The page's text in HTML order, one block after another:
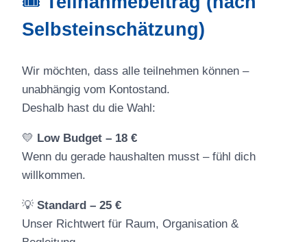
Selbsteinschätzung)
Wir möchten, dass alle teilnehmen können –
unabhängig vom Kontostand.
Deshalb hast du die Wahl:
💛 Low Budget – 18 €
Wenn du gerade haushalten musst – fühl dich
willkommen.
💡 Standard – 25 €
Unser Richtwert für Raum, Organisation &